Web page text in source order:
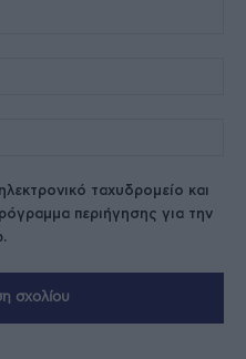
ταχυδρομείο και
περιήγησης για την